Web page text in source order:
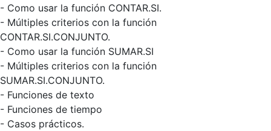
- Como usar la función CONTAR.SI.
- Múltiples criterios con la función
CONTAR.SI.CONJUNTO.
- Como usar la función SUMAR.SI
- Múltiples criterios con la función
SUMAR.SI.CONJUNTO.
- Funciones de texto
- Funciones de tiempo
- Casos prácticos.